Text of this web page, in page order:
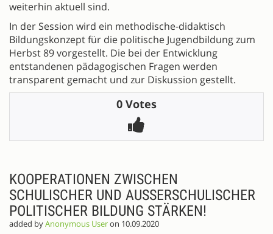
weiterhin aktuell sind.
In der Session wird ein methodische-didaktisch
Bildungskonzept für die politische Jugendbildung zum
Herbst 89 vorgestellt. Die bei der Entwicklung
entstandenen pädagogischen Fragen werden
transparent gemacht und zur Diskussion gestellt.
0 Votes
KOOPERATIONEN ZWISCHEN
SCHULISCHER UND AUSSERSCHULISCHER P
OLITISCHER BILDUNG STÄRKEN!
added byAnonymous Useron 10.09.2020